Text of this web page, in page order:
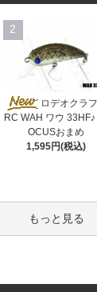
2
ロデオクラ
RC WAH ワウ
OCUSおまめ
1,595円(税込)
もっと見る